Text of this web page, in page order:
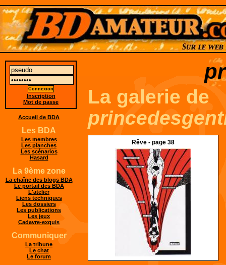
La galerie de
Rêve - page 38
Inscription
Mot de passe
Accueil de BDA
Les BDA
Les membres
Les planches
Les scénarios
Hasard
La 9ème zone
La chaîne des blogs BDA
Le portail des BDA
L'atelier
Liens techniques
Les dossiers
Les publications
Les jeux
Cadavre-exquis
Communiquer
La tribune
Le chat
Le forum